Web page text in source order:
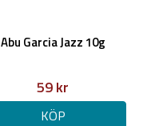
Abu Garcia Jazz 10g
59 kr
KÖP